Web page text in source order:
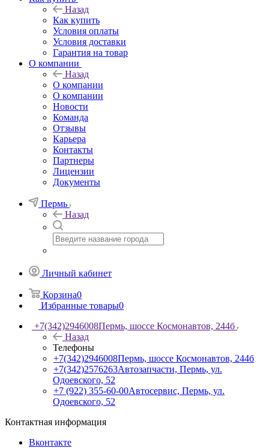
Назад
Как купить
Условия оплаты
Условия доставки
Гарантия на товар
О компании
Назад
О компании
О компании
Новости
Команда
Отзывы
Карьера
Контакты
Партнеры
Лицензии
Документы
Пермь
Назад
Личный кабинет
Корзина0
Избранные товары0
+7(342)2946008Пермь, шоссе Космонавтов, 244б
Назад
Телефоны
+7(342)2946008Пермь, шоссе Космонавтов, 244б
+7(342)2576263Автозапчасти, Пермь, ул.
Одоевского, 52
+7 (922) 355-60-00Автосервис, Пермь, ул.
Одоевского, 52
Контактная информация
Вконтакте